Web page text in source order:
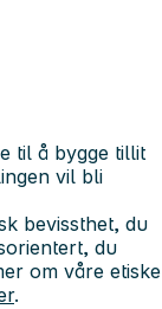
til å bygge tillit
vil bli
bevissthet, du
du
om våre etiske
.